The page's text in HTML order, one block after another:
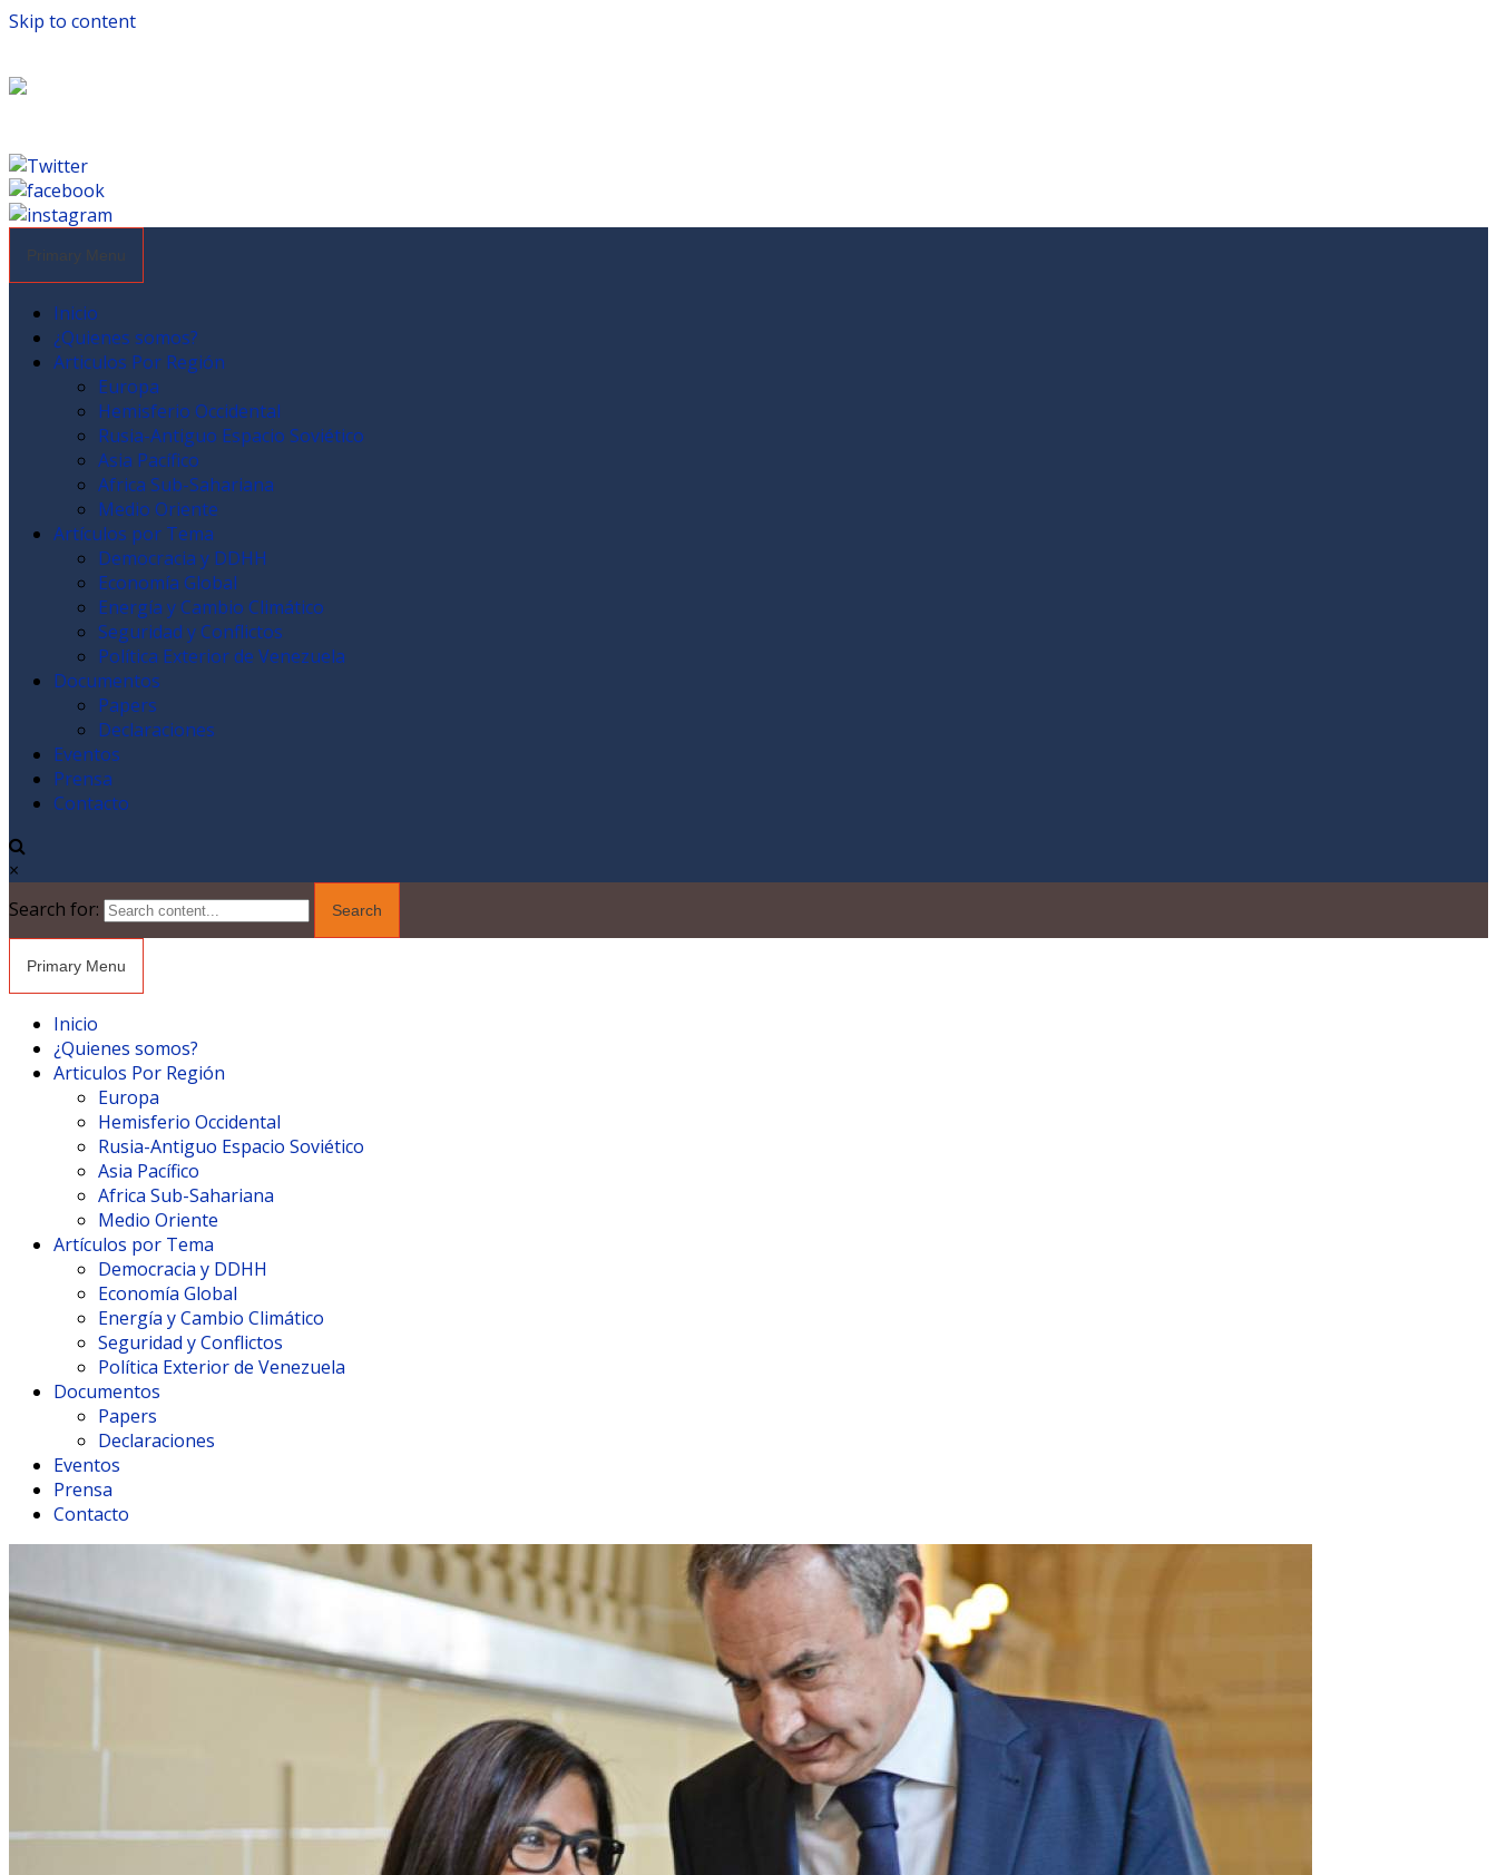
Skip to content
Primary Menu
Inicio
¿Quienes somos?
Articulos Por Región
Europa
Hemisferio Occidental
Rusia-Antiguo Espacio Soviético
Asia Pacífico
Africa Sub-Sahariana
Medio Oriente
Artículos por Tema
Democracia y DDHH
Economía Global
Energía y Cambio Climático
Seguridad y Conflictos
Política Exterior de Venezuela
Documentos
Papers
Declaraciones
Eventos
Prensa
Contacto
×
Search for:
Primary Menu
Inicio
¿Quienes somos?
Articulos Por Región
Europa
Hemisferio Occidental
Rusia-Antiguo Espacio Soviético
Asia Pacífico
Africa Sub-Sahariana
Medio Oriente
Artículos por Tema
Democracia y DDHH
Economía Global
Energía y Cambio Climático
Seguridad y Conflictos
Política Exterior de Venezuela
Documentos
Papers
Declaraciones
Eventos
Prensa
Contacto